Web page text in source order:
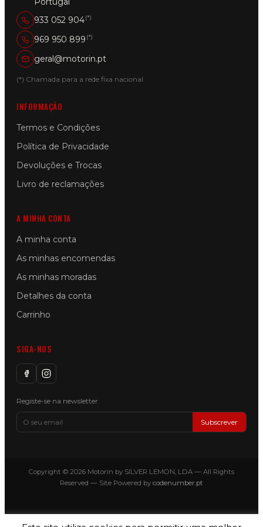
933 052 904(*)
969 950 899 (*)
geral@motorin.pt
(*) Chamada para a rede fixa nacional
INFORMAÇÃO
Termos e Condições
Política de Privacidade
Devoluções e Trocas
Livro de reclamações
A MINHA CONTA
A minha conta
As minhas encomendas
As minhas moradas
Detalhes da conta
Carrinho
SIGA-NOS
Registe-se na newsletter
Subscrever
Copyright © 2026 Motorin by SILVER LEMON, LDA — All Rights
Reserved — Site Powered by codenumber.pt